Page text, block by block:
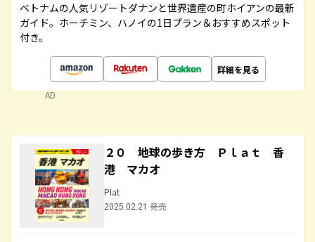
ベトナムの人気リゾートダナンと世界遺産の町ホイアンの最新
ガイド。ホーチミン、ハノイの1日プラン＆おすすめスポット
付き。
詳細を見る
AD
２０ 地球の歩き方 Ｐｌａｔ 香
港 マカオ
Plat
2025.02.21 発売